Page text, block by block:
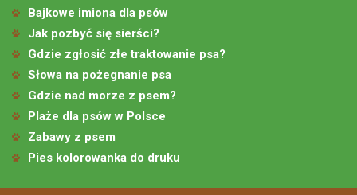
Bajkowe imiona dla psów
Jak pozbyć się sierści?
Gdzie zgłosić złe traktowanie psa?
Słowa na pożegnanie psa
Gdzie nad morze z psem?
Plaże dla psów w Polsce
Zabawy z psem
Pies kolorowanka do druku